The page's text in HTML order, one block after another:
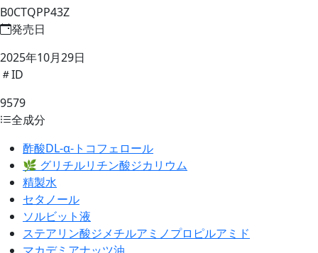
B0CTQPP43Z
発売日
2025年10月29日
ID
9579
全成分
酢酸DL-α-トコフェロール
🌿 グリチルリチン酸ジカリウム
精製水
セタノール
ソルビット液
ステアリン酸ジメチルアミノプロピルアミド